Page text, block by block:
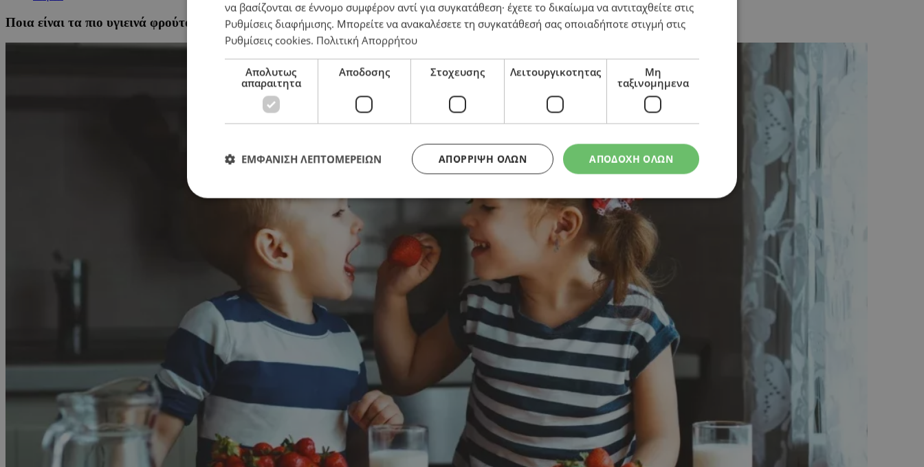
Ποια είναι τα πιο υγιεινά φρούτα και λαχανικά του καλοκαιριού – Τι ξεχωρίζουν οι ειδικοί
να βασίζονται σε έννομο συμφέρον αντί για συγκατάθεση· έχετε το δικαίωμα να αντιταχθείτε στις
Ρυθμίσεις διαφήμισης. Μπορείτε να ανακαλέσετε τη συγκατάθεσή σας οποιαδήποτε στιγμή στις
Ρυθμίσεις cookies. Πολιτική Απορρήτου
Απολυτως
απαραιτητα
Αποδοσης Στοχευσης Λειτουργικοτητας
Μη
ταξινομημενα
ΑΠΟΔΟΧΗ ΟΛΩΝ
ΑΠΌΡΡΙΨΗ ΌΛΩΝ
ΕΜΦΑΝΙΣΗ ΛΕΠΤΟΜΕΡΕΙΩΝ